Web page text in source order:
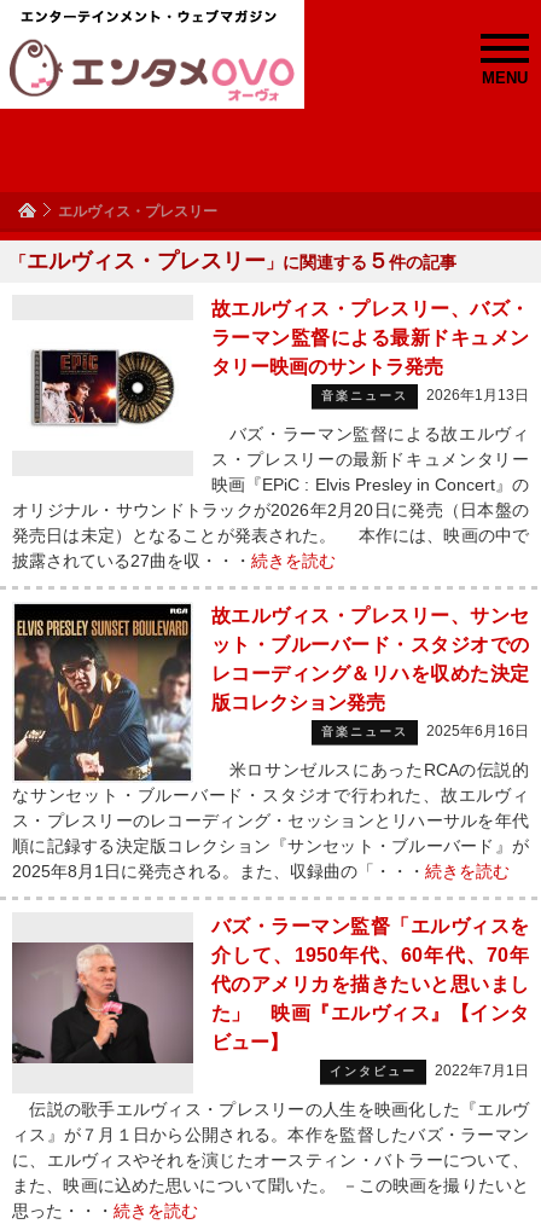
MENU
エルヴィス・プレスリー
「エルヴィス・プレスリー 」に関連する ５件の記事
故エルヴィス・プレスリー、バズ・
ラーマン監督による最新ドキュメン
タリー映画のサントラ発売
音楽ニュース 2026年1月13日
バズ・ラーマン監督による故エルヴィ
ス・プレスリーの最新ドキュメンタリー
映画『EPiC : Elvis Presley in Concert』の
オリジナル・サウンドトラックが2026年2月20日に発売（日本盤の
発売日は未定）となることが発表された。 本作には、映画の中で
披露されている27曲を収・・・ 続きを読む
故エルヴィス・プレスリー、サンセ
ット・ブルーバード・スタジオでの
レコーディング＆リハを収めた決定
版コレクション発売
音楽ニュース 2025年6月16日
米ロサンゼルスにあったRCAの伝説的
なサンセット・ブルーバード・スタジオで行われた、故エルヴィ
ス・プレスリーのレコーディング・セッションとリハーサルを年代
順に記録する決定版コレクション『サンセット・ブルーバード』が
2025年8月1日に発売される。また、収録曲の「・・・ 続きを読む
バズ・ラーマン監督「エルヴィスを
介して、1950年代、60年代、70年
代のアメリカを描きたいと思いまし
た」 映画『エルヴィス』【インタ
ビュー】
インタビュー 2022年7月1日
伝説の歌手エルヴィス・プレスリーの人生を映画化した『エルヴ
ィス』が７月１日から公開される。本作を監督したバズ・ラーマン
に、エルヴィスやそれを演じたオースティン・バトラーについて、
また、映画に込めた思いについて聞いた。 －この映画を撮りたいと
思った・・・ 続きを読む